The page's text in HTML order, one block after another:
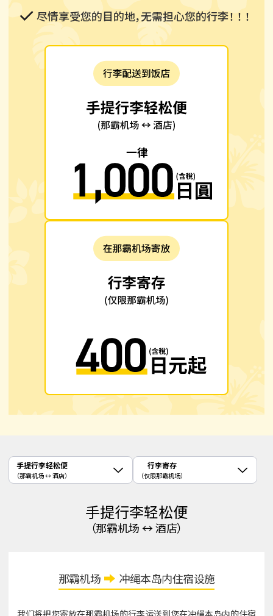
尽情享受您的目的地，无需担心您的行李！ ！ ！
手提行李轻松便
（那霸机场 ↔ 酒店）
行李寄存
（仅限那霸机场）
手提行李轻松便
（那霸机场 ↔ 酒店）
那霸机场 冲绳本岛内住宿设施